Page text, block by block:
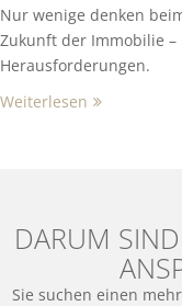
Nur wenige denken
Zukunft der Immobilie
Herausforderungen.
Weiterlesen
DARUM
Sie suchen einen